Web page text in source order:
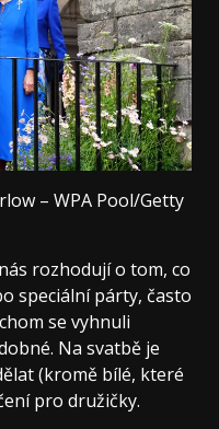
– WPA Pool/Getty
rozhodují o tom, co
speciální párty, často
se vyhnuli
Na svatbě je
(kromě bílé, které
pro družičky.